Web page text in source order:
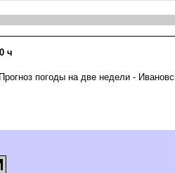
ч
погоды на две недели -